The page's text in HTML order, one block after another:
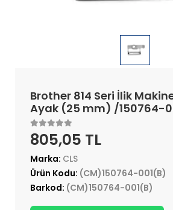
Brother 814 Seri İlik
Ayak (25 mm) /150764-
805,05 TL
Marka: CLS
Ürün Kodu: (CM)150764-001(B)
Barkod: (CM)150764-001(B)